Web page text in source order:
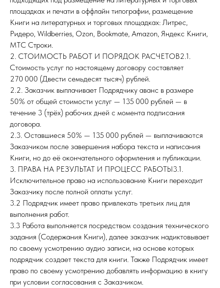
площадках и печати в оффлайн типографии, размещение
Книги на литературных и торговых площадках: Литрес,
Ридеро, Wildberries, Ozon, Bookmate, Amazon, Яндекс Книги,
МТС Строки.
2. СТОИМОСТЬ РАБОТ И ПОРЯДОК РАСЧЕТОВ2.1.
Стоимость услуг по настоящему договору составляет
270 000 (Двести семьдесят тысяч) рублей.
2.2. Заказчик выплачивает Подрядчику аванс в размере
50% от общей стоимости услуг — 135 000 рублей — в
течение 3 (трёх) рабочих дней с момента подписания
договора.
2.3. Оставшиеся 50% — 135 000 рублей — выплачиваются
Заказчиком после завершения набора текста и написания
Книги, но до её окончательного оформления и публикации.
3. ПРАВА НА РЕЗУЛЬТАТ И ПРОЦЕСС РАБОТЫ3.1.
Исключительное право на использование Книги переходит
Заказчику после полной оплаты услуг.
3.2 Подрядчик имеет право привлекать третьих лиц для
выполнения работ.
3.3 Работа выполняется посредством создания технического
задания (Содержания Книги), далее заказчик надиктовывает
по своему усмотрению аудио записи, на основе которых
подрядчик создает текста для книги. Также Подрядчик имеет
право по своему усмотрению добавлять информацию в книгу
при условии согласования с Заказчиком.